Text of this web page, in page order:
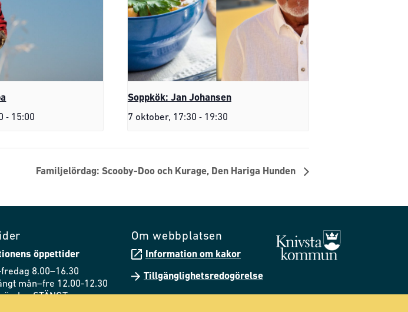
- 15:00
Soppkök: Jan Johansen
7 oktober, 17:30 - 19:30
Familjelördag: Scooby-Doo och Kurage, Den Hariga Hunden
öppettider
8.00–16.30
mån–fre 12.00-12.30
STÄNGT
Om webbplatsen
Information om kakor
Tillgänglighetsredogörelse